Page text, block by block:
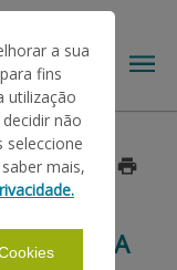
Data: 2026/05/22
a sua
fins
utilização
não
seleccione
mais,